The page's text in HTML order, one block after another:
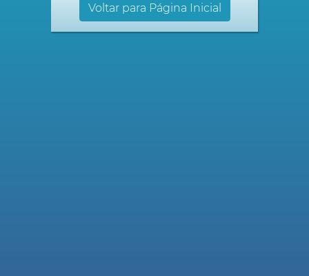
Voltar para Página Inicial